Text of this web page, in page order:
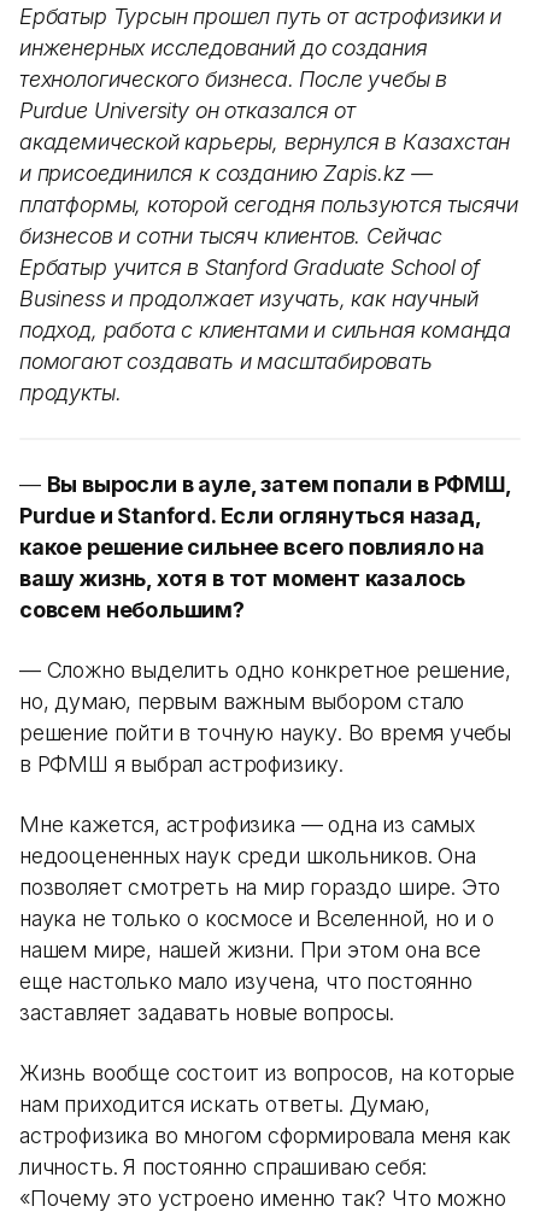
Ербатыр Турсын прошел путь от астрофизики и
инженерных исследований до создания
технологического бизнеса. После учебы в
Purdue University он отказался от
академической карьеры, вернулся в Казахстан
и присоединился к созданию Zapis.kz —
платформы, которой сегодня пользуются тысячи
бизнесов и сотни тысяч клиентов. Сейчас
Ербатыр учится в Stanford Graduate School of
Business и продолжает изучать, как научный
подход, работа с клиентами и сильная команда
помогают создавать и масштабировать
продукты.
— Вы выросли в ауле, затем попали в РФМШ,
Purdue и Stanford. Если оглянуться назад,
какое решение сильнее всего повлияло на
вашу жизнь, хотя в тот момент казалось
совсем небольшим?
— Сложно выделить одно конкретное решение,
но, думаю, первым важным выбором стало
решение пойти в точную науку. Во время учебы
в РФМШ я выбрал астрофизику.
Мне кажется, астрофизика — одна из самых
недооцененных наук среди школьников. Она
позволяет смотреть на мир гораздо шире. Это
наука не только о космосе и Вселенной, но и о
нашем мире, нашей жизни. При этом она все
еще настолько мало изучена, что постоянно
заставляет задавать новые вопросы.
Жизнь вообще состоит из вопросов, на которые
нам приходится искать ответы. Думаю,
астрофизика во многом сформировала меня как
личность. Я постоянно спрашиваю себя:
«Почему это устроено именно так? Что можно